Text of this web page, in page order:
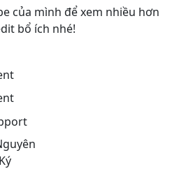
của mình để xem nhiều hơn
bổ ích nhé!